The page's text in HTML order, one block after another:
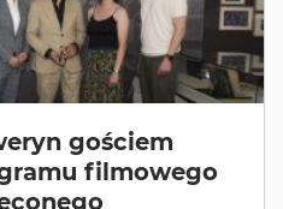
gościem
filmowego